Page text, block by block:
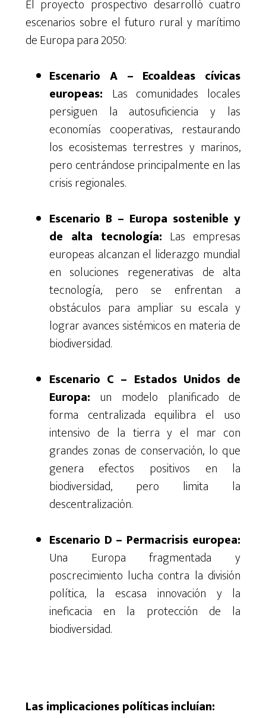
El proyecto prospectivo desarrolló cuatro
escenarios sobre el futuro rural y marítimo
de Europa para 2050:
Escenario A– Ecoaldeas cívicas
europeas: Las comunidades locales
persiguen la autosuficiencia y las
economías cooperativas, restaurando
los ecosistemas terrestres y marinos,
pero centrándose principalmente en las
crisis regionales.
Escenario B – Europa sostenible y
de alta tecnología: Las empresas
europeas alcanzan el liderazgo mundial
en soluciones regenerativas de alta
tecnología, pero se enfrentan a
obstáculos para ampliar su escala y
lograr avances sistémicos en materia de
biodiversidad.
Escenario C – Estados Unidos de
Europa: un modelo planificado de
forma centralizada equilibra el uso
intensivo de la tierra y el mar con
grandes zonas de conservación, lo que
genera efectos positivos en la
biodiversidad, pero limita la
descentralización.
Escenario D – Permacrisis europea:
Una Europa fragmentada y
poscrecimiento lucha contra la división
política, la escasa innovación y la
ineficacia en la protección de la
biodiversidad.
Las implicaciones políticasincluían: